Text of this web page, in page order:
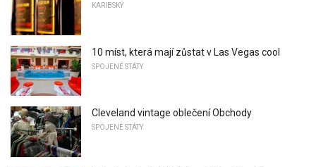
KARIBSKÝ
10 míst, která mají zůstat v Las Vegas cool
SPOJENÉ STÁTY
Cleveland vintage oblečení Obchody
SPOJENÉ STÁTY